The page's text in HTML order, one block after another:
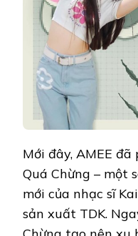
Mới đây, AMEE
Quá Chừng – một
mới của nhạc sĩ
sản xuất TDK.